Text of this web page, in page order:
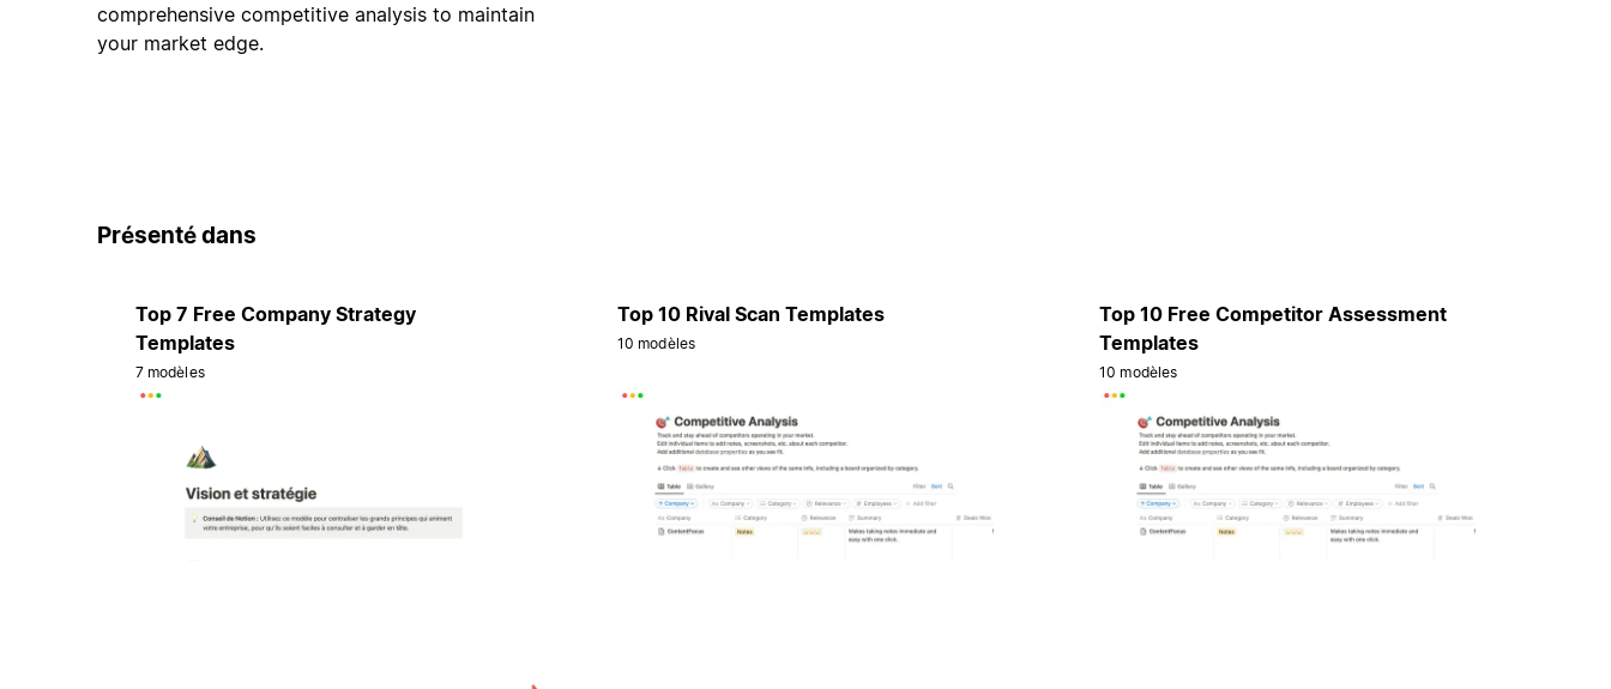
comprehensive competitive analysis to maintain
your market edge.
Présenté dans
Top 7 Free Company Strategy
Templates
7 modèles
Top 10 Rival Scan Templates
10 modèles
Top 10 Free Competitor Assessment
Templates
10 modèles